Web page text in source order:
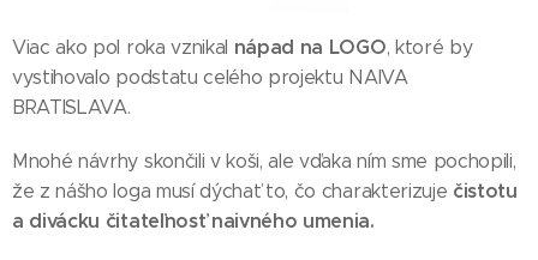
Viac ako pol roka vznikal nápad na LOGO, ktoré by
vystihovalo podstatu celého projektu NAIVA
BRATISLAVA.
Mnohé návrhy skončili v koši, ale vďaka ním sme pochopili,
že z nášho loga musí dýchať to, čo charakterizuje čistotu
a divácku čitateľnosť naivného umenia.